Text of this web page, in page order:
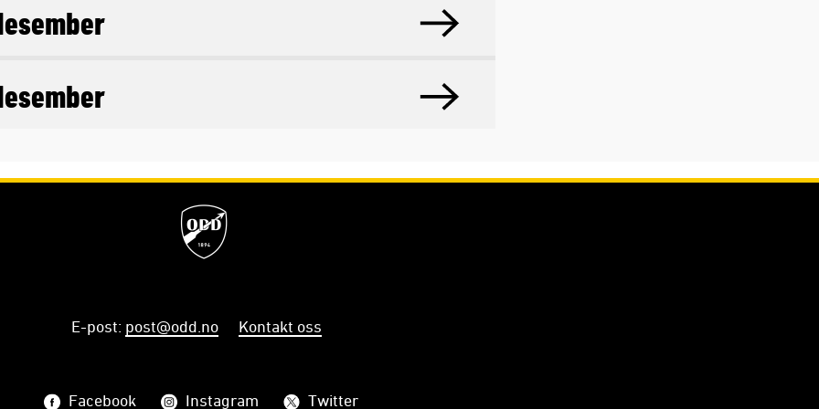
E-post: post@odd.no Kontakt oss
Facebook Instagram Twitter